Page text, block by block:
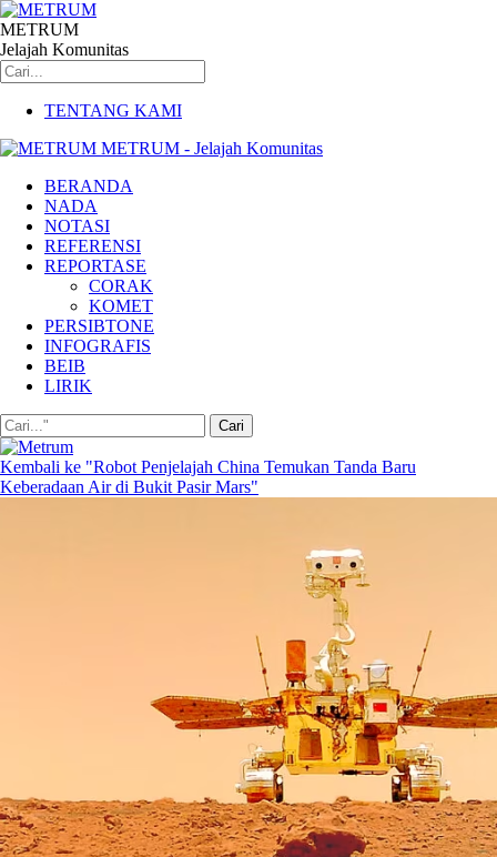
METRUM
Jelajah Komunitas
TENTANG KAMI
METRUM - Jelajah Komunitas
BERANDA
NADA
NOTASI
REFERENSI
REPORTASE
CORAK
KOMET
PERSIBTONE
INFOGRAFIS
BEIB
LIRIK
Kembali ke "Robot Penjelajah China Temukan Tanda Baru
Keberadaan Air di Bukit Pasir Mars"